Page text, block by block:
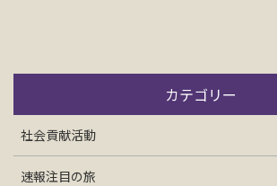
カテゴリー
社会貢献活動
速報注目の旅